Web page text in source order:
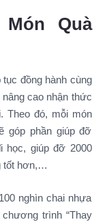
Quà
đồng hành cùng
cao nhận thức
Theo đó, mỗi món
góp phần giúp đỡ
học, giúp đỡ 2000
tốt hơn,…
nghìn chai nhựa
trình “Thay